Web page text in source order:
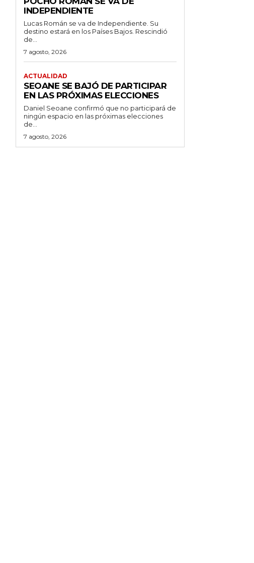
INDEPENDIENTE
Lucas Román se va de Independiente. Su
destino estará en los Países Bajos. Rescindió
de...
7 agosto, 2026
ACTUALIDAD
SEOANE SE BAJÓ DE PARTICIPAR
EN LAS PRÓXIMAS ELECCIONES
Daniel Seoane confirmó que no participará de
ningún espacio en las próximas elecciones
de...
7 agosto, 2026